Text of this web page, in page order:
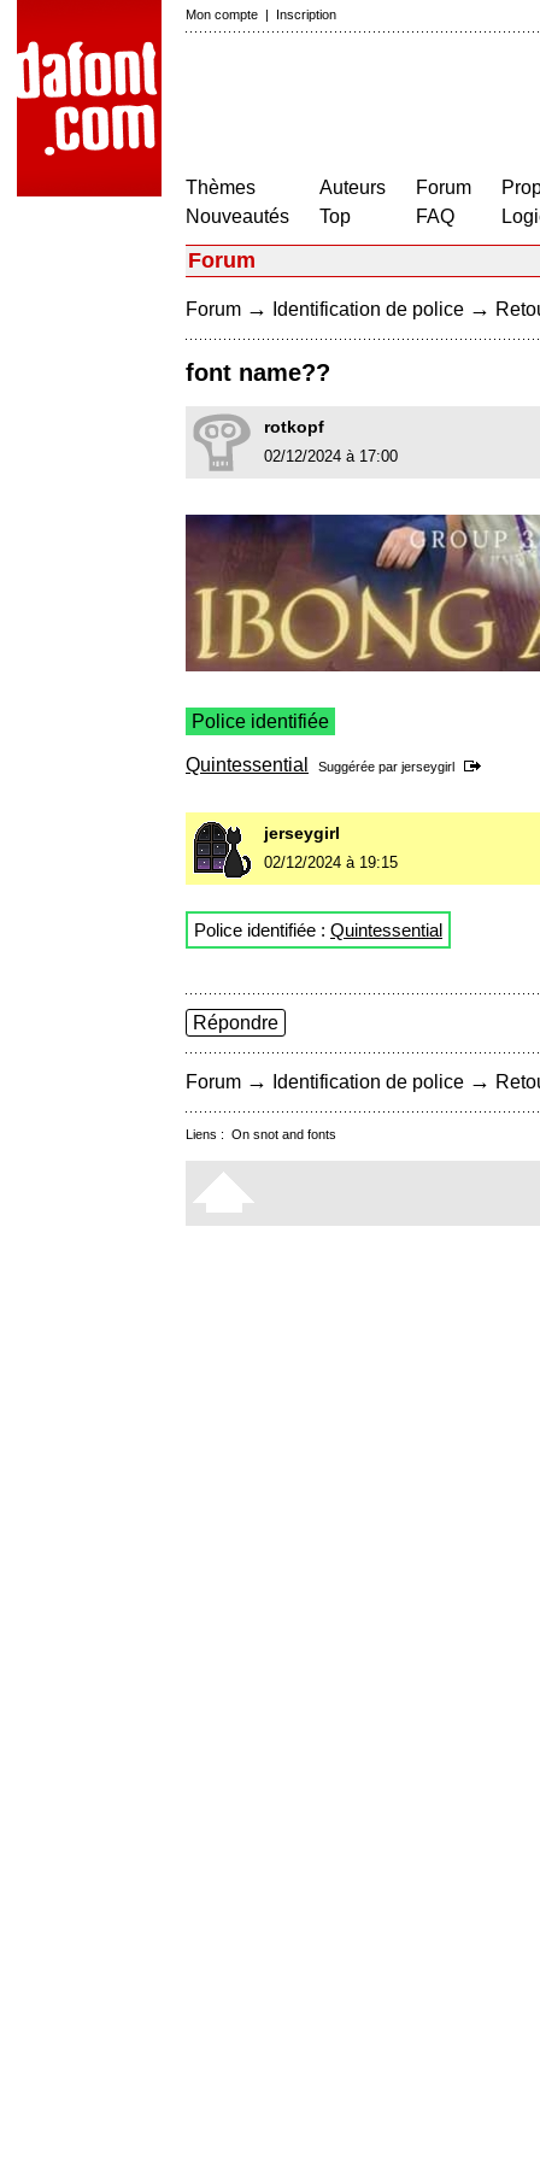
Mon compte | Inscription
Thèmes
Nouveautés
Auteurs
Top
Forum
FAQ
Forum
Forum → Identification de police →
font name??
rotkopf
02/12/2024 à 17:00
Police identifiée
Quintessential Suggérée par jerseygirl
jerseygirl
02/12/2024 à 19:15
Police identifiée : Quintessential
Répondre
Forum → Identification de police →
Liens : On snot and fonts